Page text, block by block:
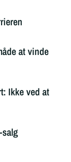
at vinde
Ikke ved at